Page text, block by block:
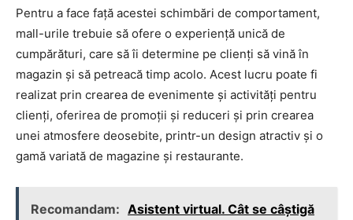
Pentru a face față acestei schimbări de comportament,
mall-urile trebuie să ofere o experiență unică de
cumpărături, care să îi determine pe clienți să vină în
magazin și să petreacă timp acolo. Acest lucru poate fi
realizat prin crearea de evenimente și activități pentru
clienți, oferirea de promoții și reduceri și prin crearea
unei atmosfere deosebite, printr-un design atractiv și o
gamă variată de magazine și restaurante.
Recomandam: Asistent virtual. Cât se câștigă